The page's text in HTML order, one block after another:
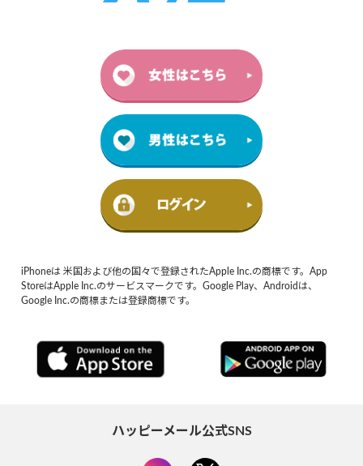
iPhoneは 米国および他の国々で登録されたApple Inc.の商標です。App
StoreはApple Inc.のサービスマークです。Google Play、Androidは、
Google Inc.の商標または登録商標です。
ハッピーメール公式SNS